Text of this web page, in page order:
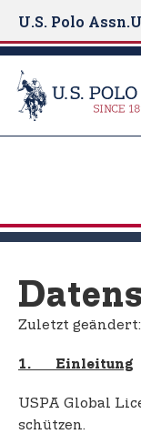
t
U.S. Polo Assn.
Zuletzt
1. Einleitung
USPA Global
schützen.